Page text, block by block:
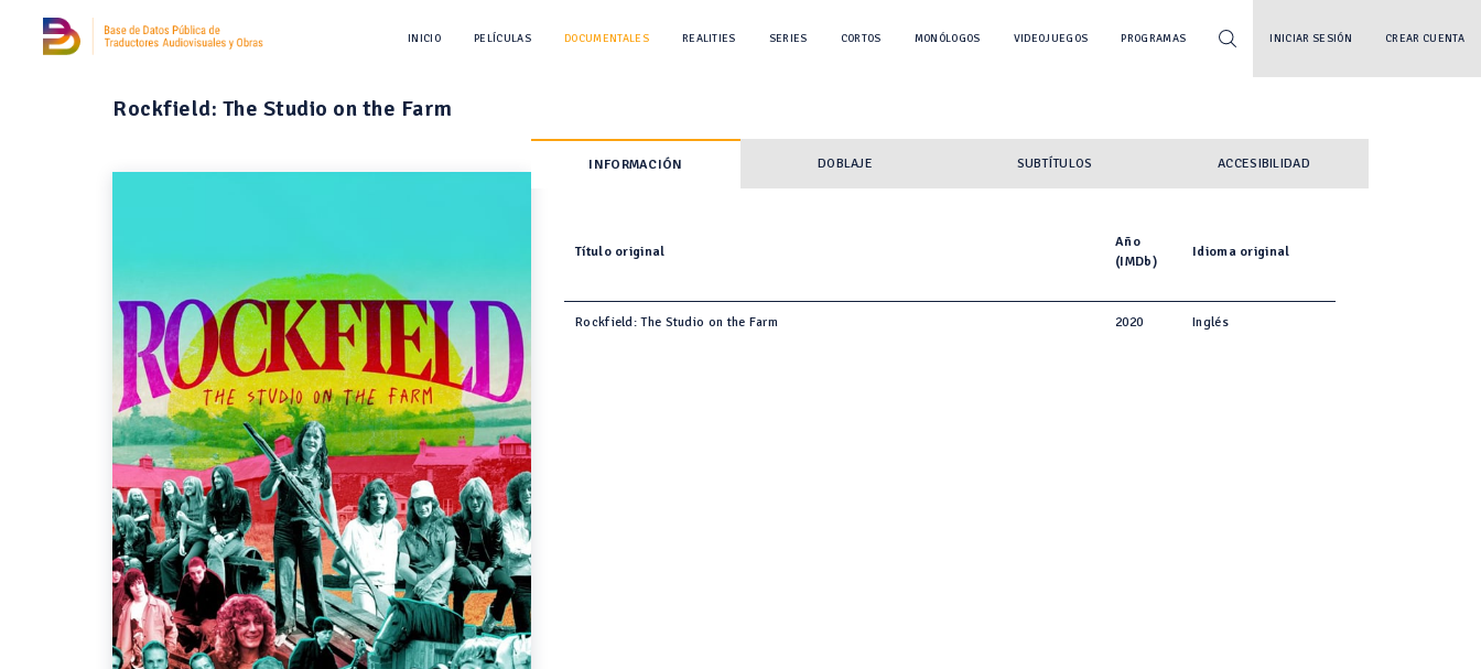
INICIO PELÍCULAS DOCUMENTALES REALITIES SERIES CORTOS MONÓLOGOS VIDEOJUEGOS PROGRAMAS INICIAR SESIÓN CREAR CUENTA
Rockfield: The Studio on the Farm
INFORMACIÓN DOBLAJE SUBTÍTULOS ACCESIBILIDAD
Título original
Año
(IMDb)
Idioma original
Rockfield: The Studio on the Farm 2020 Inglés